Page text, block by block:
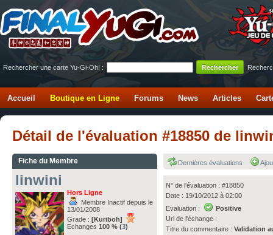
Rechercher une carte Yu-Gi-Oh! :
Accueil Boutique en Ligne Forums News Articles
Détail de l'évaluation #18850 de
Fiche du Membre
linwini
Hors Ligne
Membre Inactif depuis le
13/01/2008
Grade : [Kuriboh]
Echanges 100 % (3)
Dernières évaluations
N° de l'évaluation : #18850
Date : 19/10/2012 à 02:00
Evaluation :
Positive
Url de l'échange :
Titre du commentaire :Validation